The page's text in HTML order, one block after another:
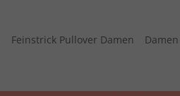
Feinstrick Pullover Damen